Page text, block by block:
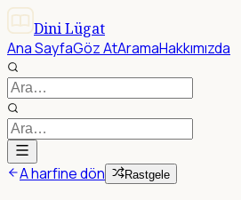
Dini Lügat
Ana SayfaGöz AtAramaHakkımızda
A harfine dön Rastgele